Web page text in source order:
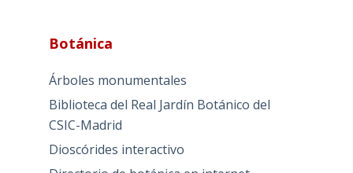
Botánica
Árboles monumentales
Biblioteca del Real Jardín Botánico del
CSIC-Madrid
Dioscórides interactivo